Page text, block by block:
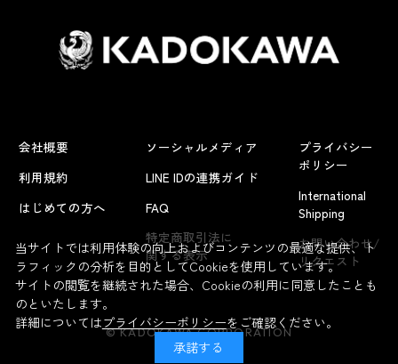
会社概要
利用規約
はじめての方へ
ソーシャルメディア
LINE IDの連携ガイド
FAQ
特定商取引法に
関する表示
プライバシー
ポリシー
International
Shipping
お問い合わせ/
リクエスト
© KADOKAWA CORPORATION
当サイトでは利用体験の向上およびコンテンツの最適な提供、ト
ラフィックの分析を目的としてCookieを使用しています。
サイトの閲覧を継続された場合、Cookieの利用に同意したことも
のといたします。
詳細についてはプライバシーポリシーをご確認ください。
承諾する